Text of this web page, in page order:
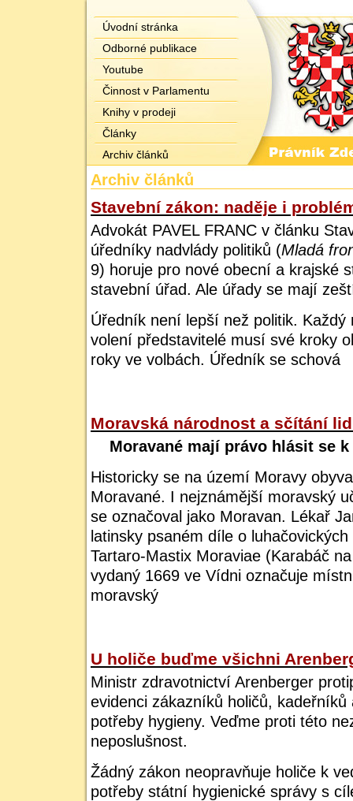
Úvodní stránka
Odborné publikace
Youtube
Činnost v Parlamentu
Knihy v prodeji
Články
Archiv článků
Archiv článků
Stavební zákon: naděje i
Advokát PAVEL FRANC v článku
úředníky nadvlády politiků (Mladá
9) horuje pro nové obecní a krajské
stavební úřad. Ale úřady se mají
Úředník není lepší než politik. Každý
volení představitelé musí své kroky
roky ve volbách. Úředník se schová
Moravská národnost a sčítání
Moravané mají právo hlásit se
Historicky se na území Moravy
Moravané. I nejznámější moravský
se označoval jako Moravan. Lékař
latinsky psaném díle o
Tartaro-Mastix Moraviae (Karabáč
vydaný 1669 ve Vídni označuje
moravský
U holiče buďme všichni
Ministr zdravotnictví Arenberger
evidenci zákazníků holičů,
potřeby hygieny. Veďme proti této
neposlušnost.
Žádný zákon neopravňuje holiče k
potřeby státní hygienické správy s